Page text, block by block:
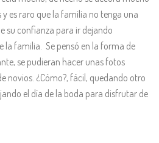
es raro que la familia no tenga una
su confianza para ir dejando
la familia. Se pensó en la forma de
se pudieran hacer unas fotos
novios. ¿Cómo?, fácil, quedando otro
el día de la boda para disfrutar de